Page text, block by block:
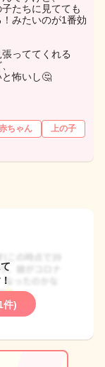
たちに見てても
みたいのが1番効
っててくれる
怖いし🤔
ちゃん
上の子
件)